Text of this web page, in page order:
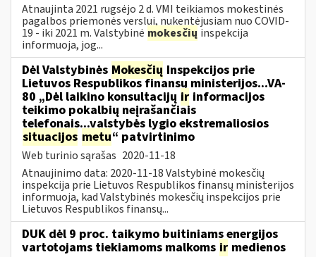
Atnaujinta 2021 rugsėjo 2 d. VMI teikiamos mokestinės
pagalbos priemonės verslui, nukentėjusiam nuo COVID-
19 - iki 2021 m. Valstybinė mokesčių inspekcija
informuoja, jog...
Dėl Valstybinės Mokesčių Inspekcijos prie
Lietuvos Respublikos finansų ministerijos...VA-
80 „Dėl laikino konsultacijų ir informacijos
teikimo pokalbių neįrašančiais
telefonais...valstybės lygio ekstremaliosios
situacijos metu“ patvirtinimo
Web turinio sąrašas 2020-11-18
Atnaujinimo data: 2020-11-18 Valstybinė mokesčių
inspekcija prie Lietuvos Respublikos finansų ministerijos
informuoja, kad Valstybinės mokesčių inspekcijos prie
Lietuvos Respublikos finansų...
DUK dėl 9 proc. taikymo buitiniams energijos
vartotojams tiekiamoms malkoms ir medienos